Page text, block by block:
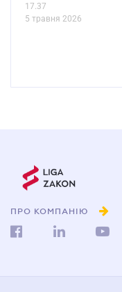
17.37
5 травня 2026
ПРО КОМПАНІЮ